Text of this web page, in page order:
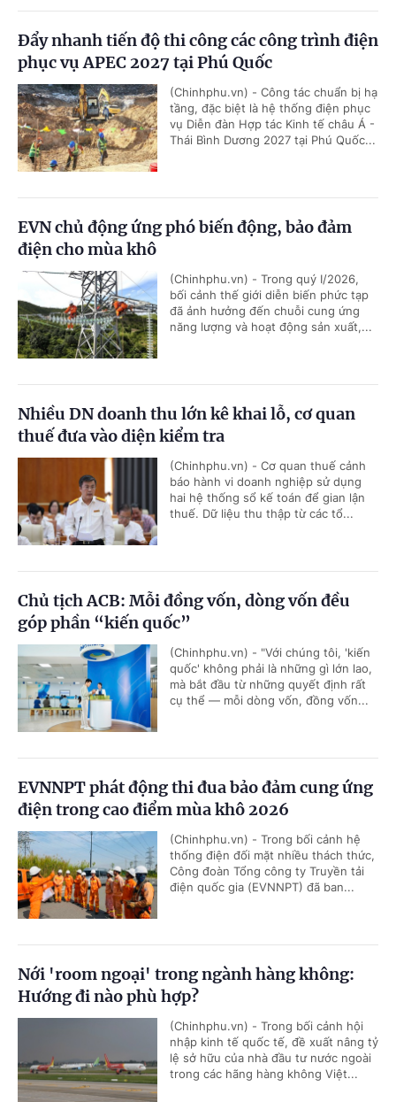
Đẩy nhanh tiến độ thi công các công trình điện
phục vụ APEC 2027 tại Phú Quốc
(Chinhphu.vn) - Công tác chuẩn bị hạ
tầng, đặc biệt là hệ thống điện phục
vụ Diễn đàn Hợp tác Kinh tế châu Á -
Thái Bình Dương 2027 tại Phú Quốc...
EVN chủ động ứng phó biến động, bảo đảm
điện cho mùa khô
(Chinhphu.vn) - Trong quý I/2026,
bối cảnh thế giới diễn biến phức tạp
đã ảnh hưởng đến chuỗi cung ứng
năng lượng và hoạt động sản xuất,...
Nhiều DN doanh thu lớn kê khai lỗ, cơ quan
thuế đưa vào diện kiểm tra
(Chinhphu.vn) - Cơ quan thuế cảnh
báo hành vi doanh nghiệp sử dụng
hai hệ thống sổ kế toán để gian lận
thuế. Dữ liệu thu thập từ các tổ...
Chủ tịch ACB: Mỗi đồng vốn, dòng vốn đều
góp phần “kiến quốc”
(Chinhphu.vn) - "Với chúng tôi, 'kiến
quốc' không phải là những gì lớn lao,
mà bắt đầu từ những quyết định rất
cụ thể — mỗi dòng vốn, đồng vốn...
EVNNPT phát động thi đua bảo đảm cung ứng
điện trong cao điểm mùa khô 2026
(Chinhphu.vn) - Trong bối cảnh hệ
thống điện đối mặt nhiều thách thức,
Công đoàn Tổng công ty Truyền tải
điện quốc gia (EVNNPT) đã ban...
Nới 'room ngoại' trong ngành hàng không:
Hướng đi nào phù hợp?
(Chinhphu.vn) - Trong bối cảnh hội
nhập kinh tế quốc tế, đề xuất nâng tỷ
lệ sở hữu của nhà đầu tư nước ngoài
trong các hãng hàng không Việt...